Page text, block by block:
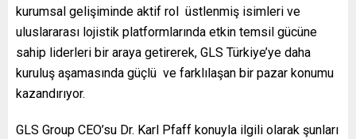
kurumsal gelişiminde aktif rol üstlenmiş isimleri ve
uluslararası lojistik platformlarında etkin temsil gücüne
sahip liderleri bir araya getirerek, GLS Türkiye’ye daha
kuruluş aşamasında güçlü ve farklılaşan bir pazar konumu
kazandırıyor.
GLS Group CEO’su Dr. Karl Pfaff konuyla ilgili olarak şunları